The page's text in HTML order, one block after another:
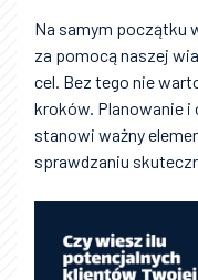
Na samym początku
za pomocą naszej
cel. Bez tego nie
kroków. Planowanie
stanowi ważny
sprawdzaniu